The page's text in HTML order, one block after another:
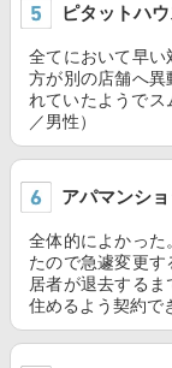
ピタットハ
全てにおいて早い
方が別の店舗へ異
れていたようでス
／男性）
アパマンシ
全体的によかった
たので急遽変更
居者が退去する
住めるよう契約で